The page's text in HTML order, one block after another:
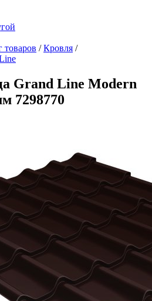
товаров / Кровля /
Grand Line Modern
7298770